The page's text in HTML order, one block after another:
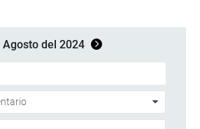
Agosto del 2024